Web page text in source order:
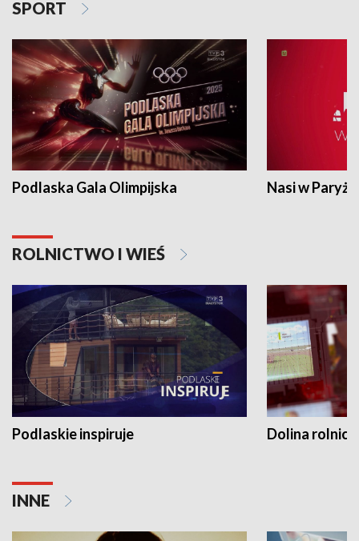
SPORT
Podlaska Gala Olimpijska Nasi w Paryżu
ROLNICTWO I WIEŚ
Podlaskie inspiruje Dolina
INNE